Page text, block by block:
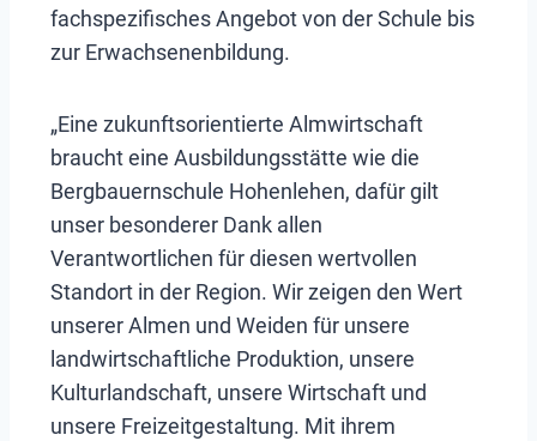
fachspezifisches Angebot von der Schule bis
zur Erwachsenenbildung.
„Eine zukunftsorientierte Almwirtschaft
braucht eine Ausbildungsstätte wie die
Bergbauernschule Hohenlehen, dafür gilt
unser besonderer Dank allen
Verantwortlichen für diesen wertvollen
Standort in der Region. Wir zeigen den Wert
unserer Almen und Weiden für unsere
landwirtschaftliche Produktion, unsere
Kulturlandschaft, unsere Wirtschaft und
unsere Freizeitgestaltung. Mit ihrem